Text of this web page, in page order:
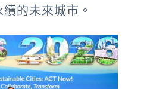
的未來城市。